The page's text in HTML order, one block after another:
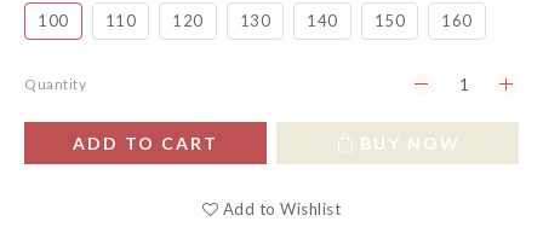
100 110 120 130 140 150 160
Quantity
ADD TO CART BUY NOW
Add to Wishlist